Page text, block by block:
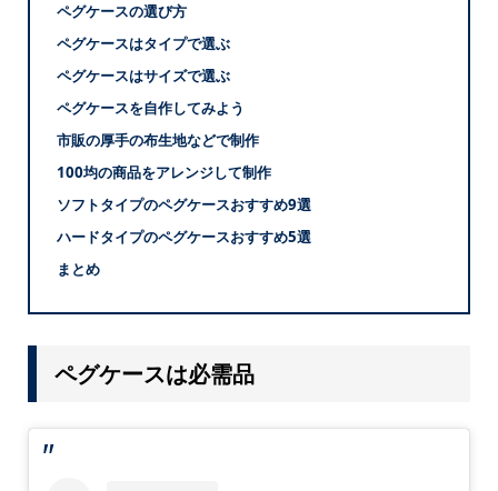
ペグケースの選び方
ペグケースはタイプで選ぶ
ペグケースはサイズで選ぶ
ペグケースを自作してみよう
市販の厚手の布生地などで制作
100均の商品をアレンジして制作
ソフトタイプのペグケースおすすめ9選
ハードタイプのペグケースおすすめ5選
まとめ
ペグケースは必需品